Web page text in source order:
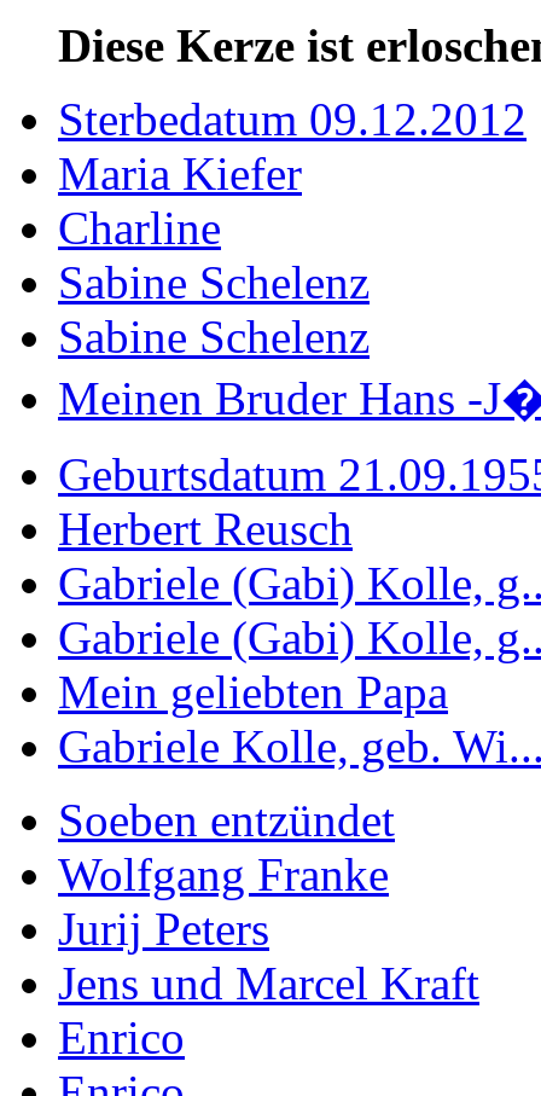
Diese Kerze ist
Sterbedatum 09.12.2012
Maria Kiefer
Charline
Sabine Schelenz
Sabine Schelenz
Meinen Bruder Hans -
Geburtsdatum
Herbert Reusch
Gabriele (Gabi) Kolle,
Gabriele (Gabi) Kolle,
Mein geliebten Papa
Gabriele Kolle, geb.
Soeben entzündet
Wolfgang Franke
Jurij Peters
Jens und Marcel Kraft
Enrico